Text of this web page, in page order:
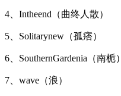
4、Intheend（曲终人散）
5、Solitarynew（孤痞）
6、SouthernGardenia（南栀）
7、wave（浪）